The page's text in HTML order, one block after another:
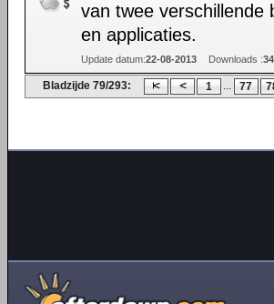
van twee verschillende
en applicaties.
Update datum:22-08-2013 Downloads :34
Bladzijde 79/293: 1 ... 77